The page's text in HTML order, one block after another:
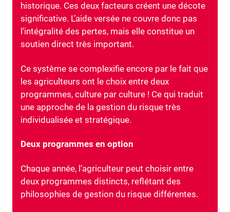
historique. Ces deux facteurs créent une décote
significative. L’aide versée ne couvre donc pas
l’intégralité des pertes, mais elle constitue un
soutien direct très important.
Ce système se complexifie encore par le fait que
les agriculteurs ont le choix entre deux
programmes, culture par culture ! Ce qui traduit
une approche de la gestion du risque très
individualisée et stratégique.
Deux programmes en option
Chaque année, l’agriculteur peut choisir entre
deux programmes distincts, reflétant des
philosophies de gestion du risque différentes.